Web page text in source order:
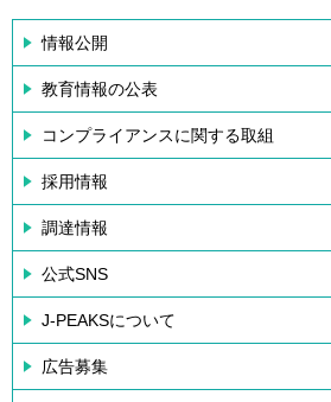
情報公開
教育情報の公表
コンプライアンスに関する取組
採用情報
調達情報
公式SNS
J-PEAKSについて
広告募集